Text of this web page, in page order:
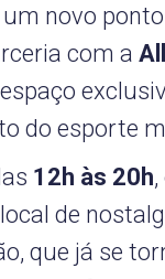
novo
com a
do esporte
12h às 20h
de
que já se